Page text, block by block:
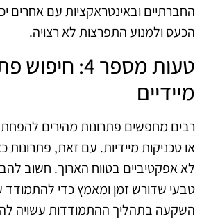
החברתיים ובאינטראקציות עם אחרים
הכעס ולמנוע התפרצות לא רצויה.
טעות מספר 4:
מיידיים
רבים מחפשים פתרונות מהירים
או טכניקות מיידיות. עם זאת, פתרונות
לא אפקטיביים בטווח הארוך. חשוב
טבעי שדורש זמן ומאמץ כדי להתמודד
השקעה בתהליך ההתמודדות עשויה